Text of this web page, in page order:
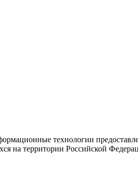
технологии
на территории Российской